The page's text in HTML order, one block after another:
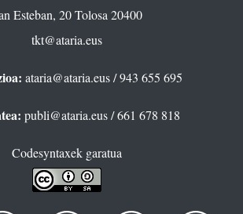
Esteban, 20 Tolosa 20400
tkt@ataria.eus
ataria@ataria.eus/ 943 655 695
publi@ataria.eus/ 661 678 818
Codesyntaxek garatua